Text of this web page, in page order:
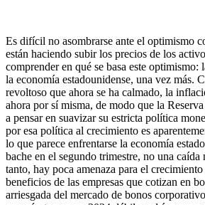
Es difícil no asombrarse ante el optimismo
están haciendo subir los precios de los
comprender en qué se basa este optimismo:
la economía estadounidense, una vez más.
revoltoso que ahora se ha calmado, la
ahora por sí misma, de modo que la
a pensar en suavizar su estricta política
por esa política al crecimiento es
lo que parece enfrentarse la economía
bache en el segundo trimestre, no una
tanto, hay poca amenaza para el
beneficios de las empresas que cotizan en
arriesgada del mercado de bonos